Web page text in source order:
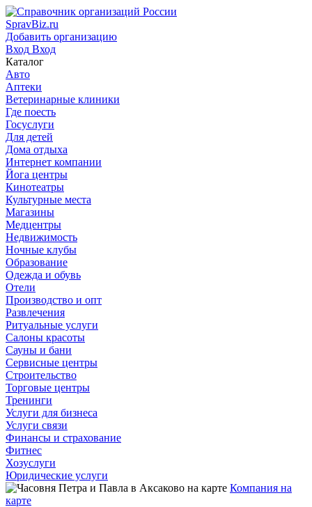
SpravBiz.ru
Добавить организацию
Вход Вход
Каталог
Авто
Аптеки
Ветеринарные клиники
Где поесть
Госуслуги
Для детей
Дома отдыха
Интернет компании
Йога центры
Кинотеатры
Культурные места
Магазины
Медцентры
Недвижимость
Ночные клубы
Образование
Одежда и обувь
Отели
Производство и опт
Развлечения
Ритуальные услуги
Салоны красоты
Сауны и бани
Сервисные центры
Строительство
Торговые центры
Тренинги
Услуги для бизнеса
Услуги связи
Финансы и страхование
Фитнес
Хозуслуги
Юридические услуги
Компания на
карте